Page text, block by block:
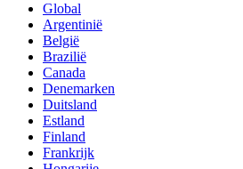
Global
Argentinië
België
Brazilië
Canada
Denemarken
Duitsland
Estland
Finland
Frankrijk